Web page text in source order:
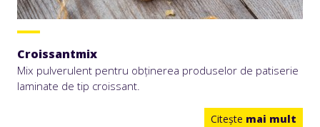
Croissantmix
Mix pulverulent pentru obținerea produselor de patiserie
laminate de tip croissant.
Citeşte mai mult